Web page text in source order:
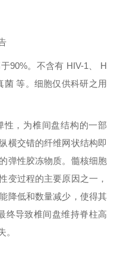
90%。不含有 HIV-1、 H
菌 等。细胞仅供科研之用
，为椎间盘结构的一部
横交错的纤维网状结构即
弹性胶冻物质。髓核细胞
变过程的主要原因之一，
降低和数量减少，使得其
终导致椎间盘维持脊柱高
。